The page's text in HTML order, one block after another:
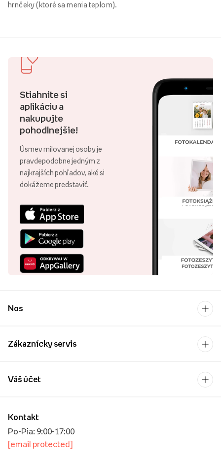
hrnčeky (ktoré sa menia teplom).
Stiahnite si
aplikáciu a
nakupujte
pohodlnejšie!
Úsmev milovanej osoby je
pravdepodobne jedným z
najkrajších pohľadov, aké si
dokážeme predstaviť.
Nos
Zákaznícky servis
Kontakt
Po-Pia: 9:00-17:00
[email protected]
Váš účet